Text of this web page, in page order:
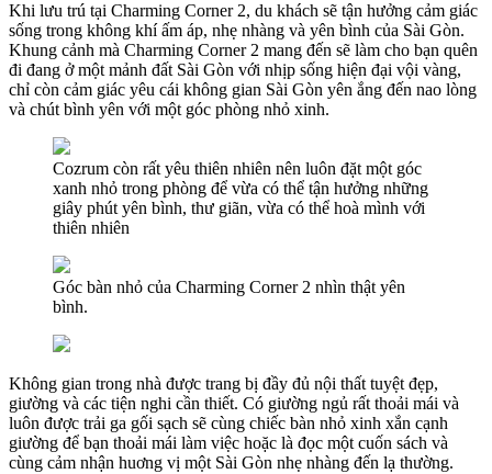
Khi lưu trú tại Charming Corner 2, du khách sẽ tận hưởng cảm giác
sống trong không khí ấm áp, nhẹ nhàng và yên bình của Sài Gòn.
Khung cảnh mà Charming Corner 2 mang đến sẽ làm cho bạn quên
đi đang ở một mảnh đất Sài Gòn với nhịp sống hiện đại vội vàng,
chỉ còn cảm giác yêu cái không gian Sài Gòn yên ắng đến nao lòng
và chút bình yên với một góc phòng nhỏ xinh.
Cozrum còn rất yêu thiên nhiên nên luôn đặt một góc
xanh nhỏ trong phòng để vừa có thể tận hưởng những
giây phút yên bình, thư giãn, vừa có thể hoà mình với
thiên nhiên
Góc bàn nhỏ của Charming Corner 2 nhìn thật yên
bình.
Không gian trong nhà được trang bị đầy đủ nội thất tuyệt đẹp,
giường và các tiện nghi cần thiết. Có giường ngủ rất thoải mái và
luôn được trải ga gối sạch sẽ cùng chiếc bàn nhỏ xinh xắn cạnh
giường để bạn thoải mái làm việc hoặc là đọc một cuốn sách và
cùng cảm nhận huơng vị một Sài Gòn nhẹ nhàng đến lạ thường.